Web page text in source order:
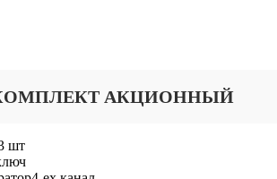
АКЦИОННЫЙ
шт